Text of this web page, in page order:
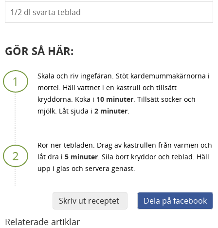
1/2 dl svarta teblad
GÖR SÅ HÄR:
Skala och riv ingefäran. Stöt kardemummakärnorna i
mortel. Häll vattnet i en kastrull och tillsätt
kryddorna. Koka i 10 minuter. Tillsätt socker och
mjölk. Låt sjuda i 2 minuter.
Rör ner tebladen. Drag av kastrullen från värmen och
låt dra i 5 minuter. Sila bort kryddor och teblad. Häll
upp i glas och servera genast.
Skriv ut receptet Dela på facebook
Relaterade artiklar